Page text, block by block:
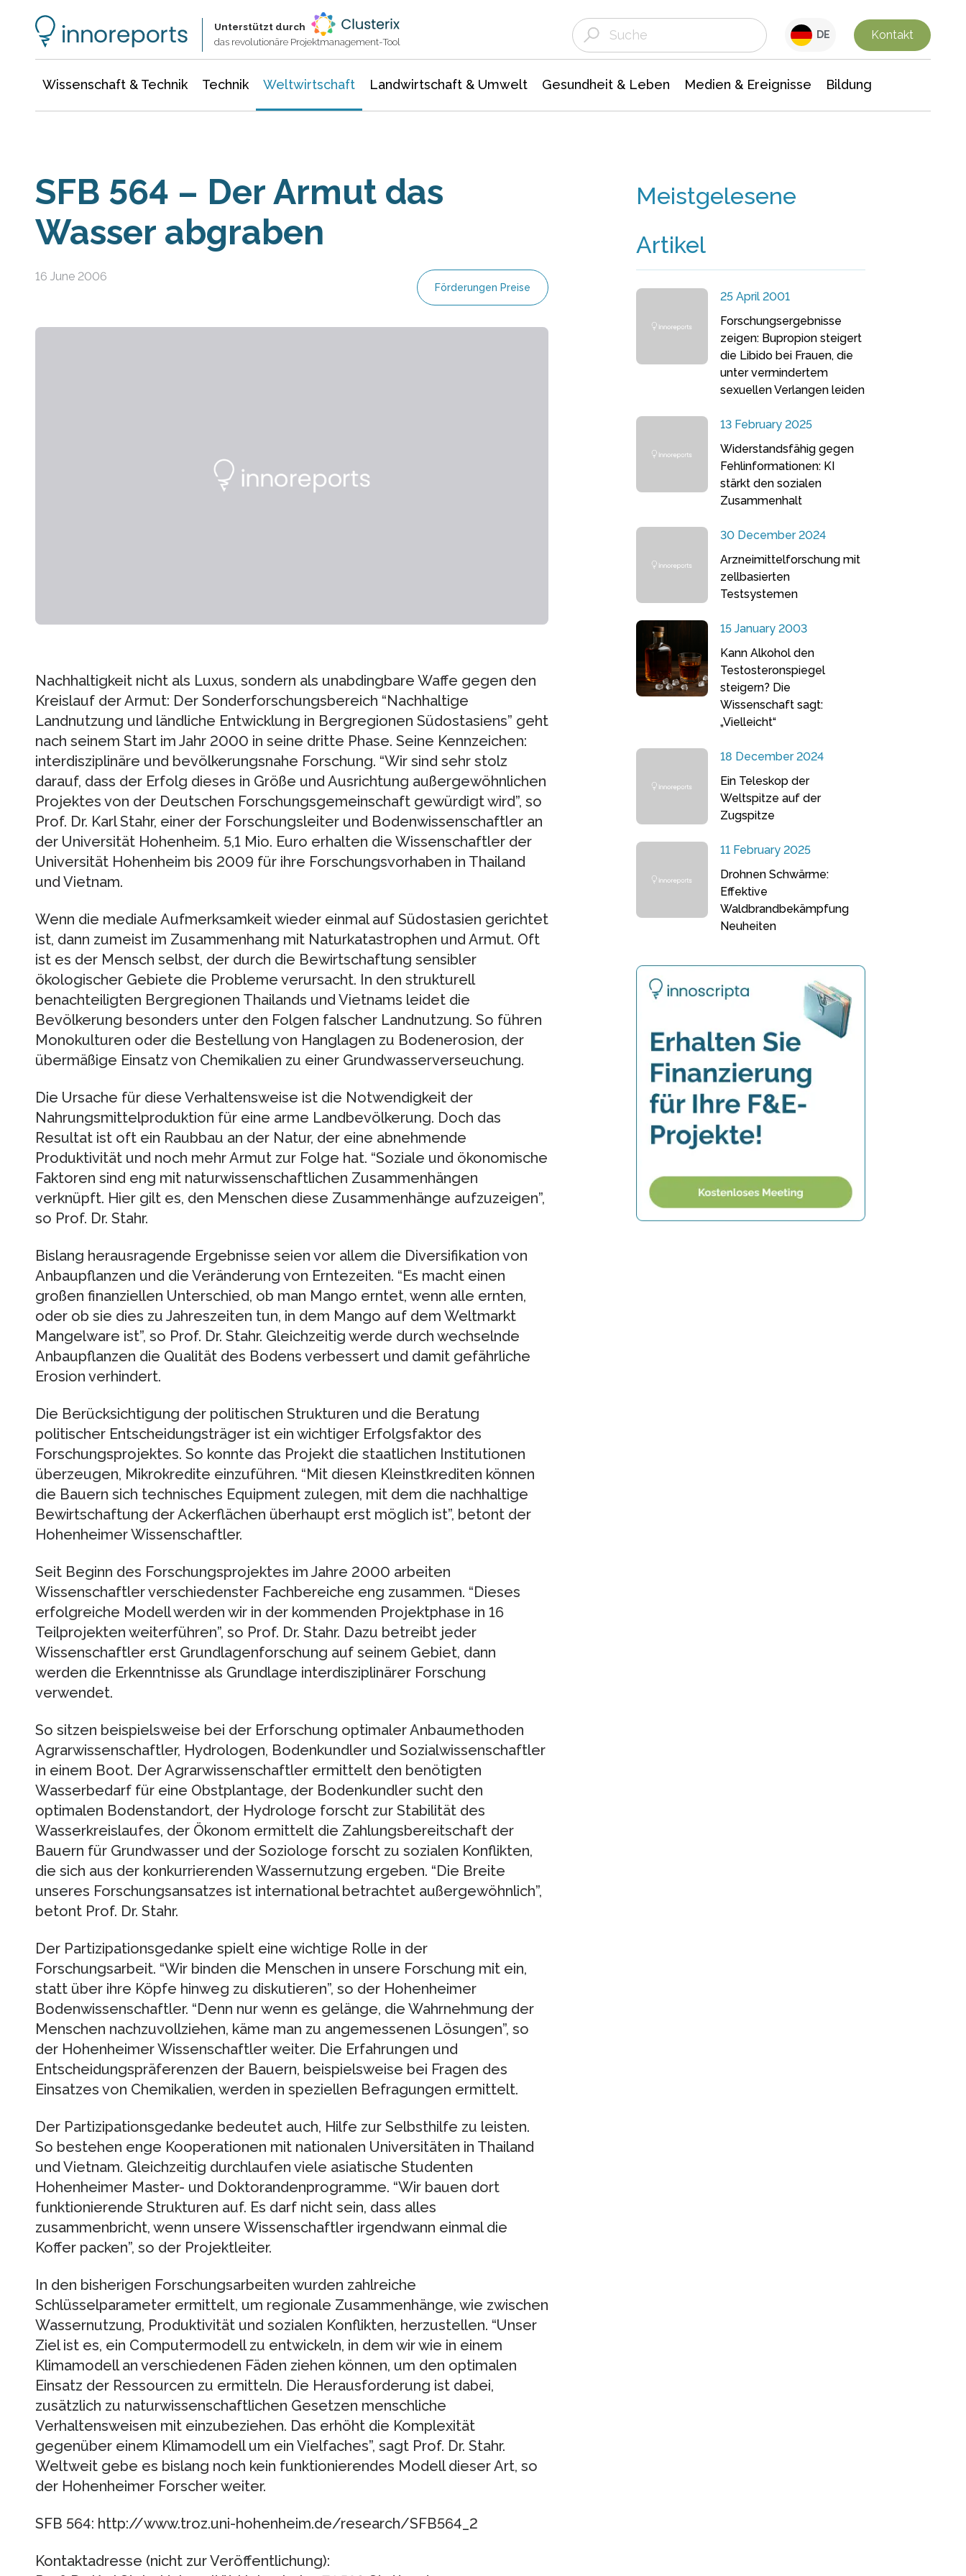
Unterstützt durch
das revolutionäre Projektmanagement-Tool
DE Kontakt
Wissenschaft & Technik Technik Weltwirtschaft Landwirtschaft & Umwelt Gesundheit & Leben Medien & Ereignisse Bildung
SFB 564 – Der Armut das
Wasser abgraben
16 June 2006
Förderungen Preise
Nachhaltigkeit nicht als Luxus, sondern als unabdingbare Waffe gegen den
Kreislauf der Armut: Der Sonderforschungsbereich “Nachhaltige
Landnutzung und ländliche Entwicklung in Bergregionen Südostasiens” geht
nach seinem Start im Jahr 2000 in seine dritte Phase. Seine Kennzeichen:
interdisziplinäre und bevölkerungsnahe Forschung. “Wir sind sehr stolz
darauf, dass der Erfolg dieses in Größe und Ausrichtung außergewöhnlichen
Projektes von der Deutschen Forschungsgemeinschaft gewürdigt wird”, so
Prof. Dr. Karl Stahr, einer der Forschungsleiter und Bodenwissenschaftler an
der Universität Hohenheim. 5,1 Mio. Euro erhalten die Wissenschaftler der
Universität Hohenheim bis 2009 für ihre Forschungsvorhaben in Thailand
und Vietnam.
Wenn die mediale Aufmerksamkeit wieder einmal auf Südostasien gerichtet
ist, dann zumeist im Zusammenhang mit Naturkatastrophen und Armut. Oft
ist es der Mensch selbst, der durch die Bewirtschaftung sensibler
ökologischer Gebiete die Probleme verursacht. In den strukturell
benachteiligten Bergregionen Thailands und Vietnams leidet die
Bevölkerung besonders unter den Folgen falscher Landnutzung. So führen
Monokulturen oder die Bestellung von Hanglagen zu Bodenerosion, der
übermäßige Einsatz von Chemikalien zu einer Grundwasserverseuchung.
Die Ursache für diese Verhaltensweise ist die Notwendigkeit der
Nahrungsmittelproduktion für eine arme Landbevölkerung. Doch das
Resultat ist oft ein Raubbau an der Natur, der eine abnehmende
Produktivität und noch mehr Armut zur Folge hat. “Soziale und ökonomische
Faktoren sind eng mit naturwissenschaftlichen Zusammenhängen
verknüpft. Hier gilt es, den Menschen diese Zusammenhänge aufzuzeigen”,
so Prof. Dr. Stahr.
Bislang herausragende Ergebnisse seien vor allem die Diversifikation von
Anbaupflanzen und die Veränderung von Erntezeiten. “Es macht einen
großen finanziellen Unterschied, ob man Mango erntet, wenn alle ernten,
oder ob sie dies zu Jahreszeiten tun, in dem Mango auf dem Weltmarkt
Mangelware ist”, so Prof. Dr. Stahr. Gleichzeitig werde durch wechselnde
Anbaupflanzen die Qualität des Bodens verbessert und damit gefährliche
Erosion verhindert.
Die Berücksichtigung der politischen Strukturen und die Beratung
politischer Entscheidungsträger ist ein wichtiger Erfolgsfaktor des
Forschungsprojektes. So konnte das Projekt die staatlichen Institutionen
überzeugen, Mikrokredite einzuführen. “Mit diesen Kleinstkrediten können
die Bauern sich technisches Equipment zulegen, mit dem die nachhaltige
Bewirtschaftung der Ackerflächen überhaupt erst möglich ist”, betont der
Hohenheimer Wissenschaftler.
Seit Beginn des Forschungsprojektes im Jahre 2000 arbeiten
Wissenschaftler verschiedenster Fachbereiche eng zusammen. “Dieses
erfolgreiche Modell werden wir in der kommenden Projektphase in 16
Teilprojekten weiterführen”, so Prof. Dr. Stahr. Dazu betreibt jeder
Wissenschaftler erst Grundlagenforschung auf seinem Gebiet, dann
werden die Erkenntnisse als Grundlage interdisziplinärer Forschung
verwendet.
So sitzen beispielsweise bei der Erforschung optimaler Anbaumethoden
Agrarwissenschaftler, Hydrologen, Bodenkundler und Sozialwissenschaftler
in einem Boot. Der Agrarwissenschaftler ermittelt den benötigten
Wasserbedarf für eine Obstplantage, der Bodenkundler sucht den
optimalen Bodenstandort, der Hydrologe forscht zur Stabilität des
Wasserkreislaufes, der Ökonom ermittelt die Zahlungsbereitschaft der
Bauern für Grundwasser und der Soziologe forscht zu sozialen Konflikten,
die sich aus der konkurrierenden Wassernutzung ergeben. “Die Breite
unseres Forschungsansatzes ist international betrachtet außergewöhnlich”,
betont Prof. Dr. Stahr.
Der Partizipationsgedanke spielt eine wichtige Rolle in der
Forschungsarbeit. “Wir binden die Menschen in unsere Forschung mit ein,
statt über ihre Köpfe hinweg zu diskutieren”, so der Hohenheimer
Bodenwissenschaftler. “Denn nur wenn es gelänge, die Wahrnehmung der
Menschen nachzuvollziehen, käme man zu angemessenen Lösungen”, so
der Hohenheimer Wissenschaftler weiter. Die Erfahrungen und
Entscheidungspräferenzen der Bauern, beispielsweise bei Fragen des
Einsatzes von Chemikalien, werden in speziellen Befragungen ermittelt.
Der Partizipationsgedanke bedeutet auch, Hilfe zur Selbsthilfe zu leisten.
So bestehen enge Kooperationen mit nationalen Universitäten in Thailand
und Vietnam. Gleichzeitig durchlaufen viele asiatische Studenten
Hohenheimer Master- und Doktorandenprogramme. “Wir bauen dort
funktionierende Strukturen auf. Es darf nicht sein, dass alles
zusammenbricht, wenn unsere Wissenschaftler irgendwann einmal die
Koffer packen”, so der Projektleiter.
In den bisherigen Forschungsarbeiten wurden zahlreiche
Schlüsselparameter ermittelt, um regionale Zusammenhänge, wie zwischen
Wassernutzung, Produktivität und sozialen Konflikten, herzustellen. “Unser
Ziel ist es, ein Computermodell zu entwickeln, in dem wir wie in einem
Klimamodell an verschiedenen Fäden ziehen können, um den optimalen
Einsatz der Ressourcen zu ermitteln. Die Herausforderung ist dabei,
zusätzlich zu naturwissenschaftlichen Gesetzen menschliche
Verhaltensweisen mit einzubeziehen. Das erhöht die Komplexität
gegenüber einem Klimamodell um ein Vielfaches”, sagt Prof. Dr. Stahr.
Weltweit gebe es bislang noch kein funktionierendes Modell dieser Art, so
der Hohenheimer Forscher weiter.
SFB 564: http://www.troz.uni-hohenheim.de/research/SFB564_2
Kontaktadresse (nicht zur Veröffentlichung):
Meistgelesene
Artikel
25 April 2001
Forschungsergebnisse
zeigen: Bupropion steigert
die Libido bei Frauen, die
unter vermindertem
sexuellen Verlangen leiden
13 February 2025
Widerstandsfähig gegen
Fehlinformationen: KI
stärkt den sozialen
Zusammenhalt
30 December 2024
Arzneimittelforschung mit
zellbasierten
Testsystemen
15 January 2003
Kann Alkohol den
Testosteronspiegel
steigern? Die
Wissenschaft sagt:
„Vielleicht“
18 December 2024
Ein Teleskop der
Weltspitze auf der
Zugspitze
11 February 2025
Drohnen Schwärme:
Effektive
Waldbrandbekämpfung
Neuheiten